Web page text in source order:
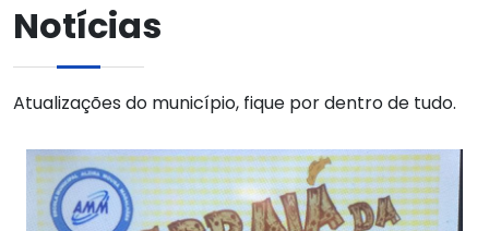
Notícias
Atualizações do município, fique por dentro de tudo.